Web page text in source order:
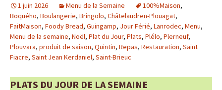
1 juin 2026 Menu de la Semaine 100%Maison,
Boquého, Boulangerie, Bringolo, Châtelaudren-Plouagat,
FaitMaison, Foody Bread, Guingamp, Jour Férié, Lanrodec, Menu,
Menu de la semaine, Noël, Plat du Jour, Plats, Plélo, Plerneuf,
Plouvara, produit de saison, Quintin, Repas, Restauration, Saint
Fiacre, Saint Jean Kerdaniel, Saint-Brieuc
PLATS DU JOUR DE LA SEMAINE